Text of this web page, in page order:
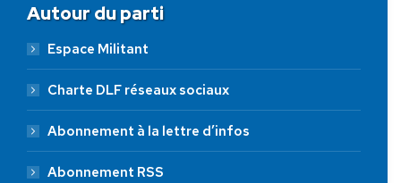
Autour du parti
Espace Militant
Charte DLF réseaux sociaux
Abonnement à la lettre d’infos
Abonnement RSS